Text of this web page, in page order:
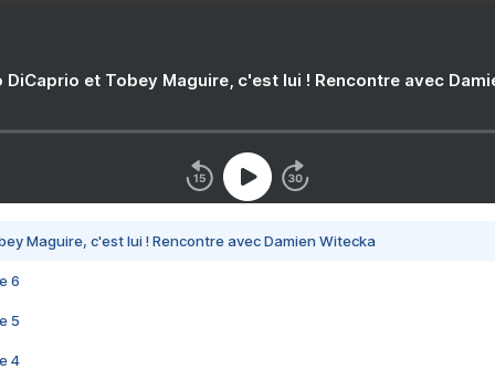
DiCaprio et Tobey Maguire, c'est lui ! Rencontre avec
Maguire, c'est lui ! Rencontre avec Damien Witecka
6
5
4